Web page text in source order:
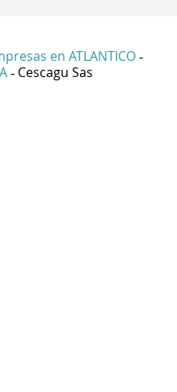
en ATLANTICO -
- Cescagu Sas